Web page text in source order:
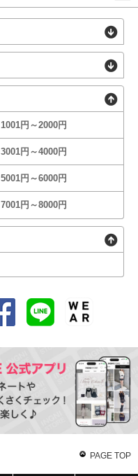
1001円～2000円
3001円～4000円
5001円～6000円
7001円～8000円
PAGE TOP